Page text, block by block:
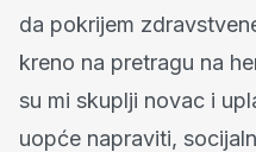
da pokrijem
kreno na pretragu na
su mi skuplji novac i
uopće napraviti,